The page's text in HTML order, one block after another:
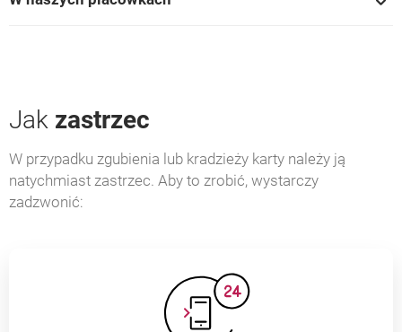
Jak zastrzec
W przypadku zgubienia lub kradzieży karty należy ją
natychmiast zastrzec. Aby to zrobić, wystarczy
zadzwonić: